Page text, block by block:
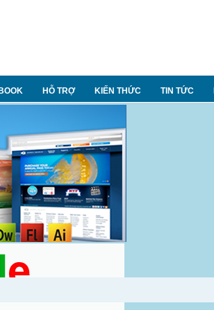
HỖ TRỢ KIẾN THỨC TIN TỨC